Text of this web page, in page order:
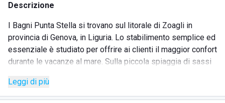
Descrizione
I Bagni Punta Stella si trovano sul litorale di Zoagli in
provincia di Genova, in Liguria. Lo stabilimento semplice ed
essenziale è studiato per offrire ai clienti il maggior confort
durante le vacanze al mare. Sulla piccola spiaggia di sassi
ombrelloni
Leggi di più